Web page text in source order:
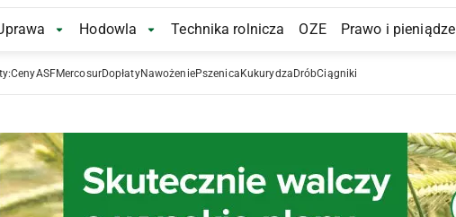
Main Navigation
Submenu
Uprawa Submenu
Hodowla Hodowla Submenu
Technika rolnicza OZE Prawo i pieniądze
CenyASFMercosurDopłatyNawożeniePszenica Kukurydza DróbCiągniki